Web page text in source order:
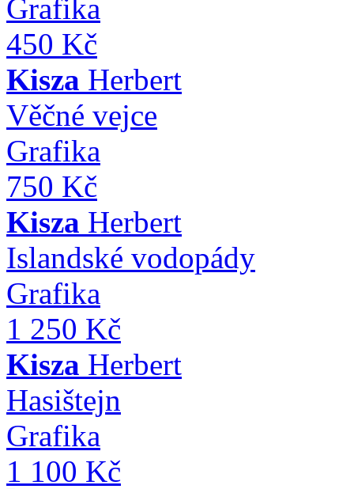
Grafika
450 Kč
Kisza Herbert
Věčné vejce
Grafika
750 Kč
Kisza Herbert
Islandské vodopády
Grafika
1 250 Kč
Kisza Herbert
Hasištejn
Grafika
1 100 Kč